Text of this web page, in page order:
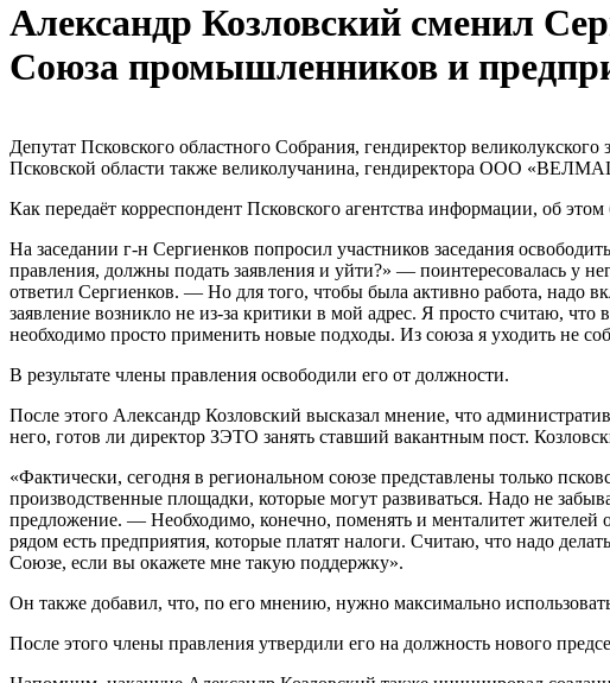
Александр Козловский сменил
Союза промышленников и
Депутат Псковского областного Собрания, гендиректор
Псковской области также великолучанина, гендиректора ООО
Как передаёт корреспондент Псковского агентства информации, об
На заседании г-н Сергиенков попросил участников заседания
правления, должны подать заявления и уйти?» — поинтересовалась у
ответил Сергиенков. — Но для того, чтобы была активно работа, надо
заявление возникло не из-за критики в мой адрес. Я просто считаю,
необходимо просто применить новые подходы. Из союза я уходить не
В результате члены правления освободили его от должности.
После этого Александр Козловский высказал мнение, что
него, готов ли директор ЗЭТО занять ставший вакантным пост.
«Фактически, сегодня в региональном союзе представлены только
производственные площадки, которые могут развиваться. Надо не
предложение. — Необходимо, конечно, поменять и менталитет жителей
рядом есть предприятия, которые платят налоги. Считаю, что надо
Союзе, если вы окажете мне такую поддержку».
Он также добавил, что, по его мнению, нужно максимально
После этого члены правления утвердили его на должность нового